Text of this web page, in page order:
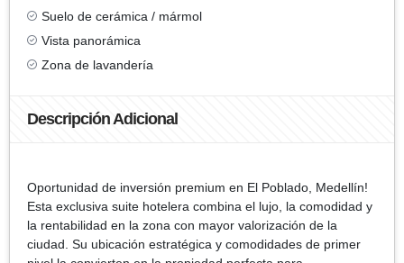
Suelo de cerámica / mármol
Vista panorámica
Zona de lavandería
Descripción Adicional
Oportunidad de inversión premium en El Poblado, Medellín!
Esta exclusiva suite hotelera combina el lujo, la comodidad y
la rentabilidad en la zona con mayor valorización de la
ciudad. Su ubicación estratégica y comodidades de primer